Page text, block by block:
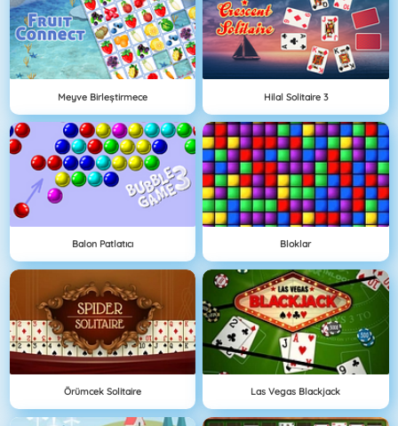
Meyve Birleştirmece Hilal Solitaire 3
Balon Patlatıcı Bloklar
Örümcek Solitaire Las Vegas Blackjack